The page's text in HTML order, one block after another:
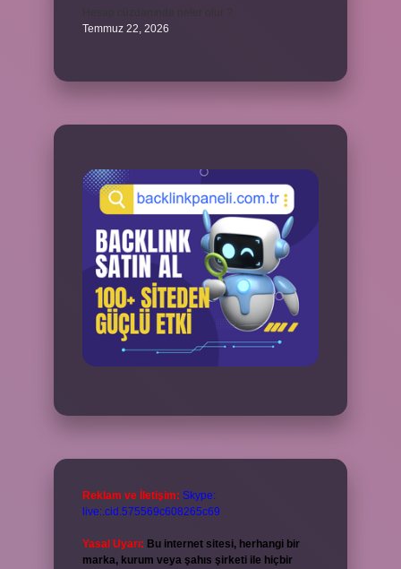
Temmuz 22, 2026
Reklam ve İletişim: Skype:
live:.cid.575569c608265c69
Yasal Uyarı: Bu internet sitesi, herhangi bir
marka, kurum veya şahıs şirketi ile hiçbir